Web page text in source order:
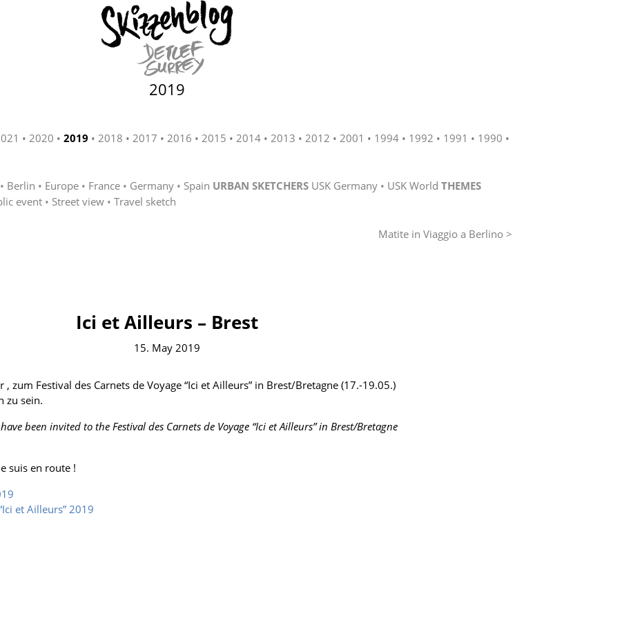
2019
2020 2019 2018 2017 2016 2015 2014 2013 2012 2001 1994 1992 1991
1990
Berlin Europe France Germany Spain URBAN SKETCHERS USK Germany USK World THEMES
event Street view Travel sketch
Matite in Viaggio a Berlino >
Ici et Ailleurs – Brest
15. May 2019
, zum Festival des Carnets de Voyage “Ici et Ailleurs” in Brest/Bretagne (17.-19.05.)
zu sein.
been invited to the Festival des Carnets de Voyage “Ici et Ailleurs” in Brest/Bretagne
suis en route !
et Ailleurs” 2019